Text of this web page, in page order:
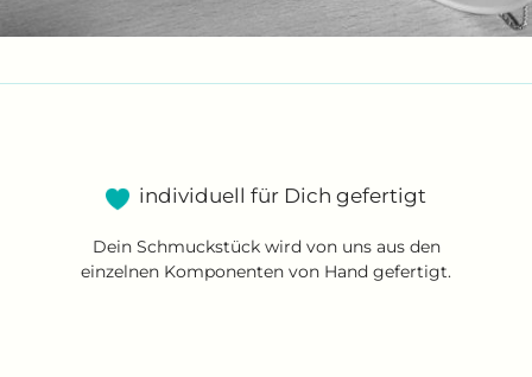
individuell für Dich gefertigt
Dein Schmuckstück wird von uns aus den
einzelnen Komponenten von Hand gefertigt.